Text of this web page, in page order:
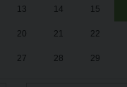
13 14 15
20 21 22
27 28 29